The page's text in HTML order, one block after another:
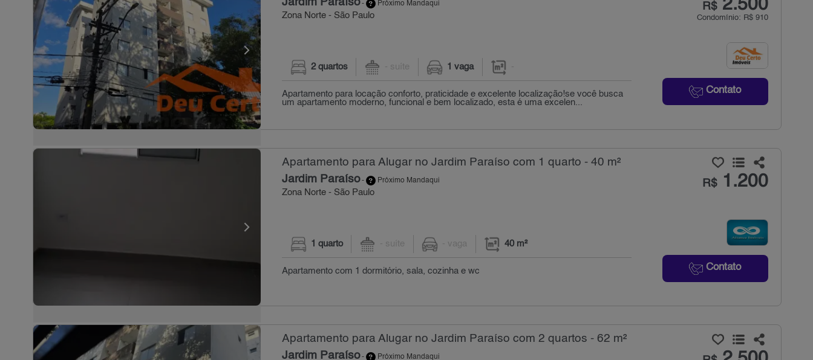
Jardim Paraíso- Próximo Mandaqui
Zona Norte - São Paulo
R$2.500
Condomínio: R$ 910
Contato
2 quartos - suíte 1 vaga -
Apartamento para locação conforto, praticidade e excelente localização!se você busca
um apartamento moderno, funcional e bem localizado, esta é uma excelen...
Apartamento para Alugar no Jardim Paraíso com 1 quarto - 40 m²
Jardim Paraíso- Próximo Mandaqui
Zona Norte - São Paulo
R$1.200
Contato
1 quarto - suíte - vaga 40 m²
Apartamento com 1 dormitório, sala, cozinha e wc
Apartamento para Alugar no Jardim Paraíso com 2 quartos - 62 m²
Jardim Paraíso- Próximo Mandaqui